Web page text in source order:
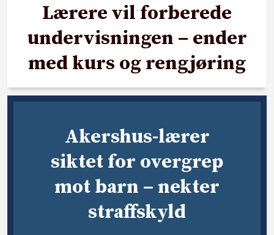
Lærere vil forberede
undervisningen – ender
med kurs og rengjøring
Akershus-lærer
siktet for overgrep
mot barn – nekter
straffskyld